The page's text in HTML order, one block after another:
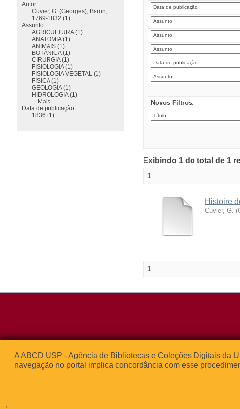
Novos Filtros:
Exibindo 1 do total de 1
1
Histoire
Cuvier, G.
1
Autor
Cuvier, G. (Georges), Baron,
1769-1832 (1)
Assunto
AGRICULTURA (1)
ANATOMIA (1)
ANIMAIS (1)
BOTÂNICA (1)
CIRURGIA (1)
FISIOLOGIA (1)
FISIOLOGIA VEGETAL (1)
FÍSICA (1)
GEOLOGIA (1)
HIDROLOGIA (1)
... Mais
Data de publicação
1836 (1)
Rua da Praça do
05508-050 – Cidade
São Paulo, SP –
A ABCD USP - Agência de Bibliotecas e Coleções Digitais da
navegação no portal implica concordância com esse